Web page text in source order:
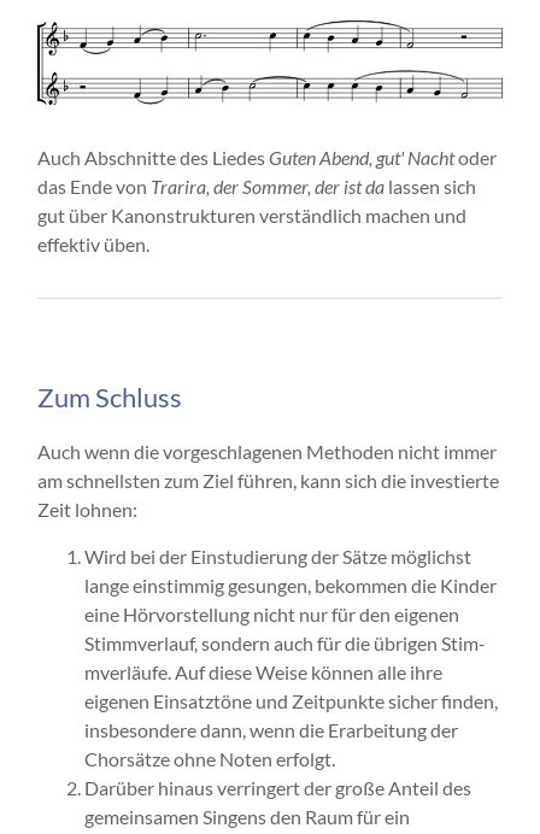
Auch Abschnitte des LiedesGuten Abend, gut' Nachtoder
das Ende von Trarira, der Sommer, der ist da lassen sich
gut über Kanonstrukturen verständlich machen und
effektiv üben.
Zum Schluss
Auch wenn die vorgeschlagenen Methoden nicht immer
am schnellsten zum Ziel führen, kann sich die investierte
Zeit lohnen:
Wird bei der Einstudierung der Sätze möglichst
lange einstimmig gesungen, bekom­men die Kinder
eine Hörvorstellung nicht nur für den eigenen
Stimmverlauf, sondern auch für die übrigen Stim­
mverläufe. Auf diese Weise können alle ihre
eigenen Ein­satztöne und Zeit­punkte sicher finden,
ins­be­sondere dann, wenn die Erar­bei­tung der
Chorsätze ohne Noten erfolgt.
Darüber hinaus verringert der große Anteil des
gemeinsamen Singens den Raum für ein